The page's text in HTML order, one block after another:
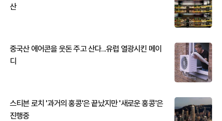
산
중국산 에어콘을 웃돈 주고 산다...유럽 열광시킨 메이
디
스티븐 로치 '과거의 홍콩'은 끝났지만 '새로운 홍콩'은
진행중